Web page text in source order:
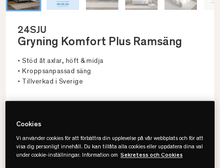
24SJU
Gryning Komfort Plus Ramsäng
• Stöd åt axlar, höft & midja
• Kroppsanpassad säng
• Tillverkad i Sverige
120x200
Cookies
Vi använder cookies för att förbättra din upplevelse på vår webbplats och för att
visa dig personligt innehåll. Du kan tillåta alla cookies eller uppdatera dina val
under cookie-inställningar. Information om Sekretess och Cookies